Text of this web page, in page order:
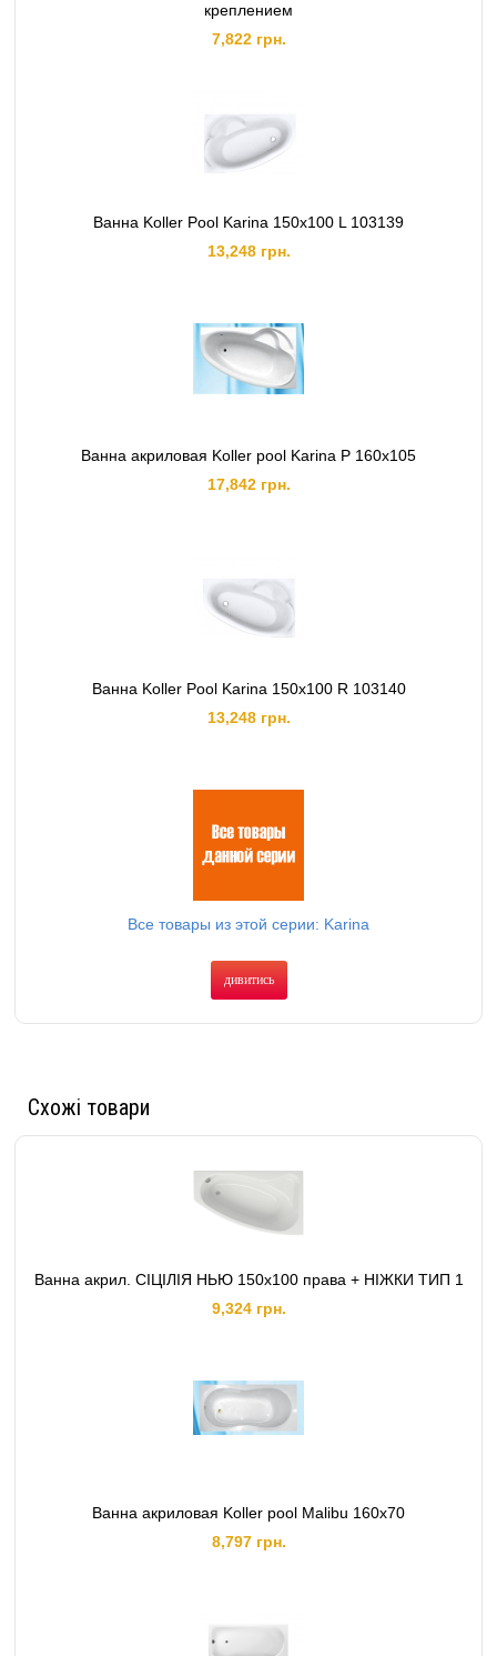
креплением
7,822 грн.
Ванна Koller Pool Karina 150x100 L 103139
13,248 грн.
Ванна акриловая Koller pool Karina P 160x105
17,842 грн.
Ванна Koller Pool Karina 150x100 R 103140
13,248 грн.
Все товары из этой серии: Karina
дивитись
Схожі товари
Ванна акрил. СІЦІЛІЯ НЬЮ 150х100 права + НІЖКИ ТИП 1
9,324 грн.
Ванна акриловая Koller pool Malibu 160x70
8,797 грн.